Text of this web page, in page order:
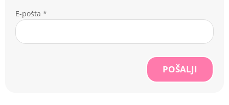
E-pošta *
POŠALJI